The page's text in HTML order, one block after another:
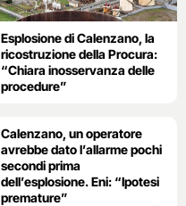
Esplosione di Calenzano, la
ricostruzione della Procura:
“Chiara inosservanza delle
procedure”
Calenzano, un operatore
avrebbe dato l’allarme pochi
secondi prima
dell’esplosione. Eni: “Ipotesi
premature”